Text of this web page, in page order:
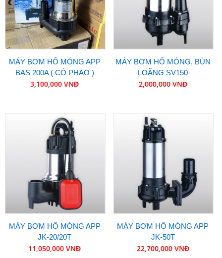
MÁY BƠM HỐ MÓNG APP
BAS 200A ( CÓ PHAO )
3,100,000 VNĐ
MÁY BƠM HỐ MÓNG, BÙN
LOÃNG SV150
2,000,000 VNĐ
MÁY BƠM HỐ MÓNG APP
JK-20/20T
11,050,000 VNĐ
MÁY BƠM HỐ MÓNG APP
JK-50T
22,700,000 VNĐ